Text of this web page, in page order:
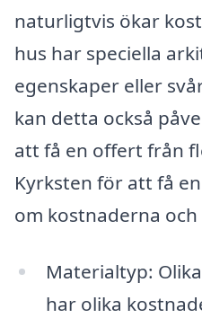
naturligtvis ökar
hus har speciella
egenskaper eller
kan detta också
att få en offert från
Kyrksten för att få
om kostnaderna och
Materialtyp:
har olika